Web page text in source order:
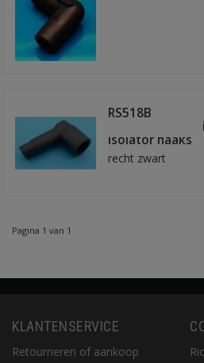
RS518B
verdeelkap/
isolator haaks
recht zwart
Pagina 1 van 1
KLANTENSERVICE
Retourneren of aankoop